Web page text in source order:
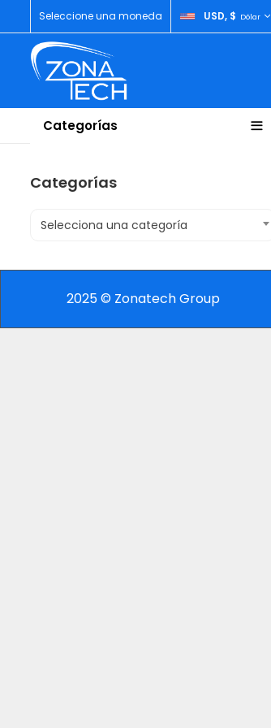
Seleccione una moneda USD, $ Dólar
Categorías
Categorías
Selecciona una categoría
2025 © Zonatech Group